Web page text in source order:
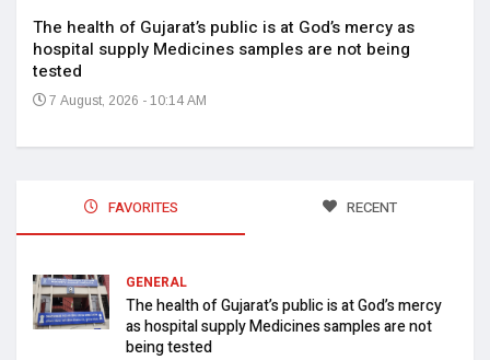
The health of Gujarat’s public is at God’s mercy as
hospital supply Medicines samples are not being
tested
7 August, 2026 - 10:14 AM
FAVORITES RECENT
GENERAL
The health of Gujarat’s public is at God’s mercy
as hospital supply Medicines samples are not
being tested